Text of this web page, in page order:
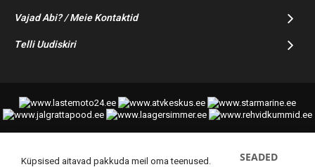
Vajad Abi? / Meie Kontaktid
Telli Uudiskiri
© 2014-2025 Starmoto OÜ
Küpsised aitavad pakkuda meil oma teenused.
SEADED